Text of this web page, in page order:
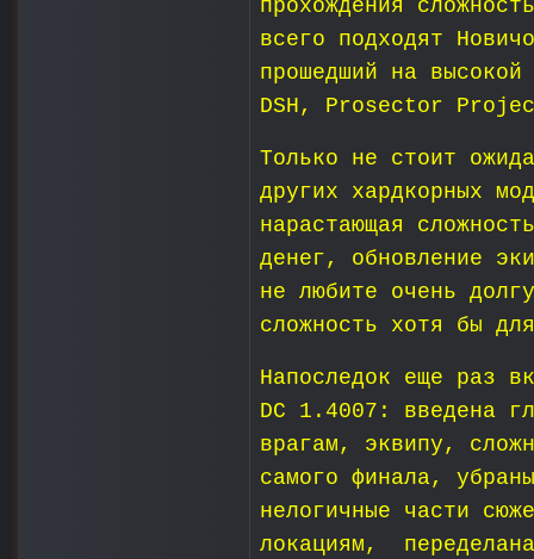
прохождения
всего подходят
прошедший на
DSH, Prosector
Только не стоит
других хардкорных
нарастающая
денег, обновление
не любите очень
сложность хотя бы
Напоследок еще раз
DC 1.4007: введена
врагам, эквипу,
самого финала,
нелогичные части
локациям,